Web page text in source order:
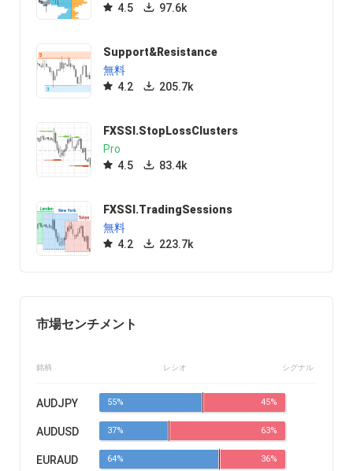
4.5
97.6k
Support&Resistance
無料
4.2
205.7k
FXSSI.StopLossClusters
Pro
4.5
83.4k
FXSSI.TradingSessions
無料
4.2
223.7k
市場センチメント
銘柄 レシオ シグナル
AUDJPY 55% 45%
AUDUSD 37% 63%
EURAUD 64% 36%